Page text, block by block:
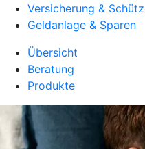
Versicherung &
Geldanlage & Sparen
Übersicht
Beratung
Produkte